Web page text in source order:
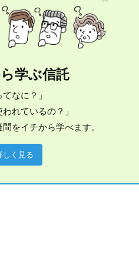
学ぶ信託
てなに？」
われているの？」
をイチから学べます。
しく見る